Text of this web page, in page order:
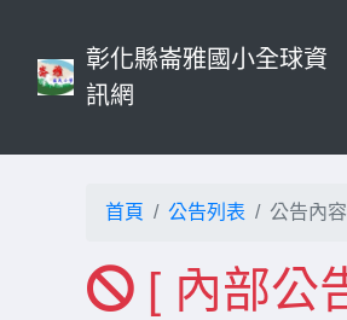
彰化縣崙雅國小全球資
訊網
首頁 公告列表 公告內容
[ 內部公